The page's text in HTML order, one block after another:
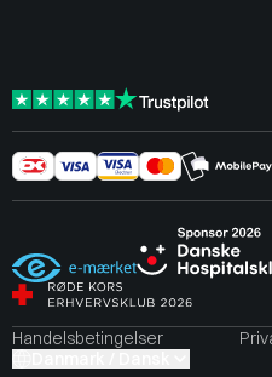
Handelsbetingelser